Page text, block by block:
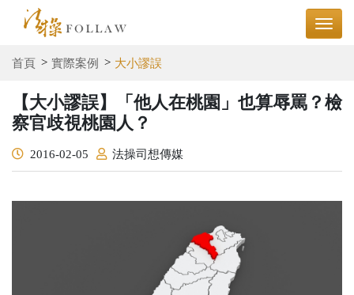
首頁 實際案例 大小謬誤
【大小謬誤】「他人在桃園」也算辱罵？檢
察官歧視桃園人？
2016-02-05 法操司想傳媒